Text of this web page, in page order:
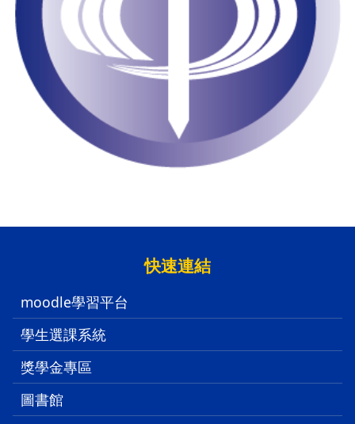
快速連結
moodle學習平台
學生選課系統
獎學金專區
圖書館